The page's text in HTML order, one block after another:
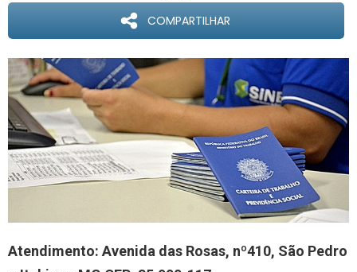
COMPARTILHAR
Atendimento: Avenida das Rosas, nº410, São Pedro